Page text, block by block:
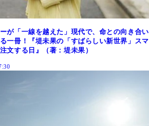
が「一線を越えた」現代で、命との向き合い
一冊！『堤未果の「すばらしい新世界」スマ
文する日』（著：堤未果）